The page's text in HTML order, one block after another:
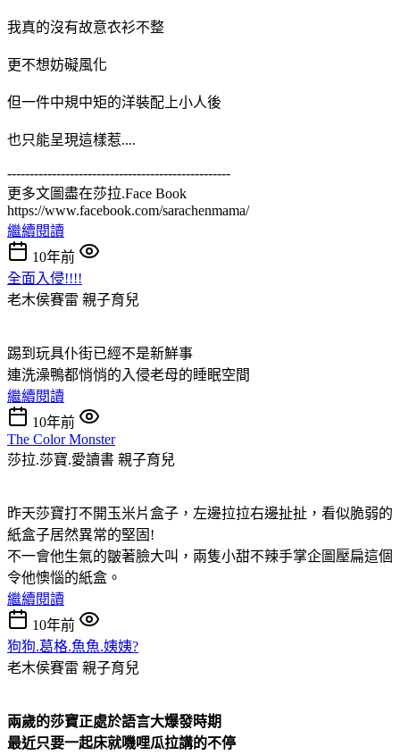
我真的沒有故意衣衫不整
更不想妨礙風化
但一件中規中矩的洋裝配上小人後
也只能呈現這樣惹....
--------------------------------------------------
更多文圖盡在莎拉.Face Book
https://www.facebook.com/sarachenmama/
繼續閱讀
10年前
全面入侵!!!!
老木侯賽雷 親子育兒
踢到玩具仆街已經不是新鮮事
連洗澡鴨都悄悄的入侵老母的睡眠空間
繼續閱讀
10年前
The Color Monster
莎拉.莎寶.愛讀書 親子育兒
昨天莎寶打不開玉米片盒子，左邊拉拉右邊扯扯，看似脆弱的
紙盒子居然異常的堅固!
不一會他生氣的皺著臉大叫，兩隻小甜不辣手掌企圖壓扁這個
令他懊惱的紙盒。
繼續閱讀
10年前
狗狗.葛格.魚魚.姨姨?
老木侯賽雷 親子育兒
兩歲的莎寶正處於語言大爆發時期
最近只要一起床就嘰哩瓜拉講的不停